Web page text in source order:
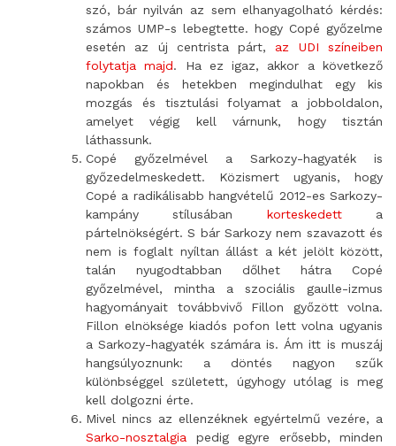
szó, bár nyilván az sem elhanyagolható kérdés:
számos UMP-s lebegtette. hogy Copé győzelme
esetén az új centrista párt, az UDI színeiben
folytatja majd. Ha ez igaz, akkor a következő
napokban és hetekben megindulhat egy kis
mozgás és tisztulási folyamat a jobboldalon,
amelyet végig kell várnunk, hogy tisztán
láthassunk.
Copé győzelmével a Sarkozy-hagyaték is
győzedelmeskedett. Közismert ugyanis, hogy
Copé a radikálisabb hangvételű 2012-es Sarkozy-
kampány stílusában korteskedetta
pártelnökségért. S bár Sarkozy nem szavazott és
nem is foglalt nyíltan állást a két jelölt között,
talán nyugodtabban dőlhet hátra Copé
győzelmével, mintha a szociális gaulle-izmus
hagyományait továbbvivő Fillon győzött volna.
Fillon elnöksége kiadós pofon lett volna ugyanis
a Sarkozy-hagyaték számára is. Ám itt is muszáj
hangsúlyoznunk: a döntés nagyon szűk
különbséggel született, úgyhogy utólag is meg
kell dolgozni érte.
Mivel nincs az ellenzéknek egyértelmű vezére, a
Sarko-nosztalgia pedig egyre erősebb, minden